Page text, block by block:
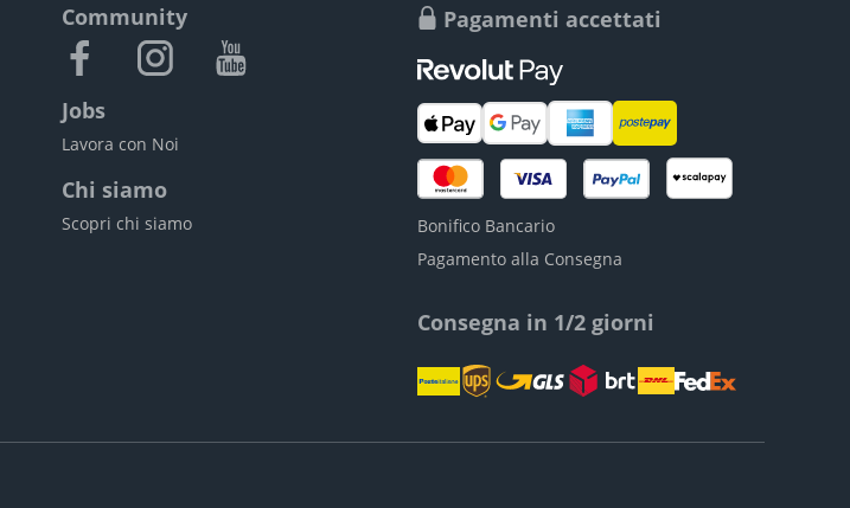
Community
Jobs
Lavora con Noi
Chi siamo
Scopri chi siamo
Pagamenti accettati
Bonifico Bancario
Pagamento alla Consegna
Consegna in 1/2 giorni